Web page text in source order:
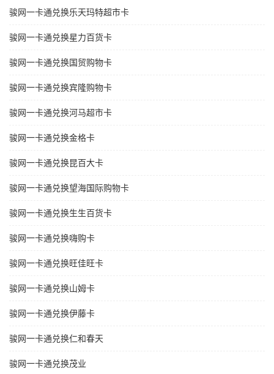
骏网一卡通兑换乐天玛特超市卡
骏网一卡通兑换星力百货卡
骏网一卡通兑换国贸购物卡
骏网一卡通兑换宾隆购物卡
骏网一卡通兑换河马超市卡
骏网一卡通兑换金格卡
骏网一卡通兑换昆百大卡
骏网一卡通兑换望海国际购物卡
骏网一卡通兑换生生百货卡
骏网一卡通兑换嗨购卡
骏网一卡通兑换旺佳旺卡
骏网一卡通兑换山姆卡
骏网一卡通兑换伊藤卡
骏网一卡通兑换仁和春天
骏网一卡通兑换茂业